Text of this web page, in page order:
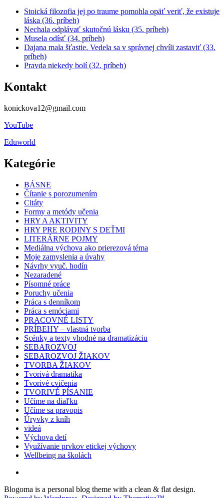
Stoická filozofia jej po traume pomohla opäť veriť, že existuje
láska (36. príbeh)
Nechala odplávať skutočnú lásku (35. príbeh)
Musela odísť (34. príbeh)
Dajana mala šťastie. Vedela sa v správnej chvíli zastaviť (33.
príbeh)
Pravda niekedy bolí (32. príbeh)
Kontakt
konickova12@gmail.com
YouTube
Eduworld
Kategórie
BÁSNE
Čítanie s porozumením
Citáty
Formy a metódy učenia
HRY A AKTIVITY
HRY PRE RODINY S DEŤMI
LITERÁRNE POJMY
Mediálna výchova ako prierezová téma
Moje zamyslenia a úvahy
Návrhy vyuč. hodín
Nezaradené
Písomné práce
Poruchy učenia
Práca s denníkom
Práca s emóciami
PRACOVNÉ LISTY
PRÍBEHY – vlastná tvorba
Scénky a texty vhodné na dramatizáciu
SEBAROZVOJ
SEBAROZVOJ ŽIAKOV
TVORBA ŽIAKOV
Tvorivá dramatika
Tvorivé cvičenia
TVORIVÉ PÍSANIE
Učíme na diaľku
Učíme sa pravopis
Úryvky z kníh
videá
Výchova detí
Využívanie prvkov etickej výchovy
Wellbeing na školách
Blogoma is a personal blog theme with a clean & flat design.